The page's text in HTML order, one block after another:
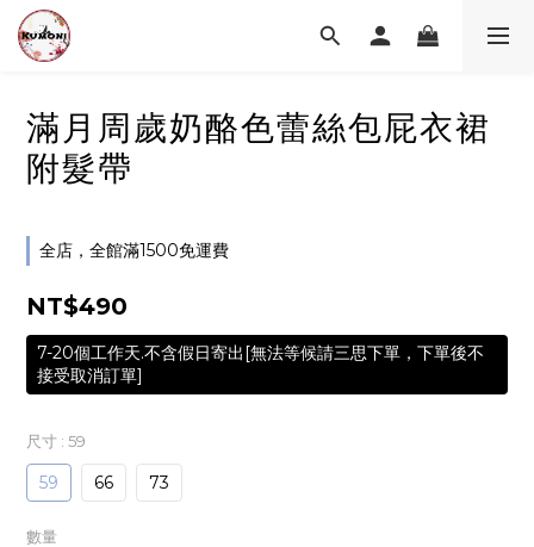
滿月周歲奶酪色蕾絲包屁衣裙
附髮帶
全店，全館滿1500免運費
NT$490
7-20個工作天.不含假日寄出[無法等候請三思下單，下單後不
接受取消訂單]
尺寸 : 59
59 66 73
數量